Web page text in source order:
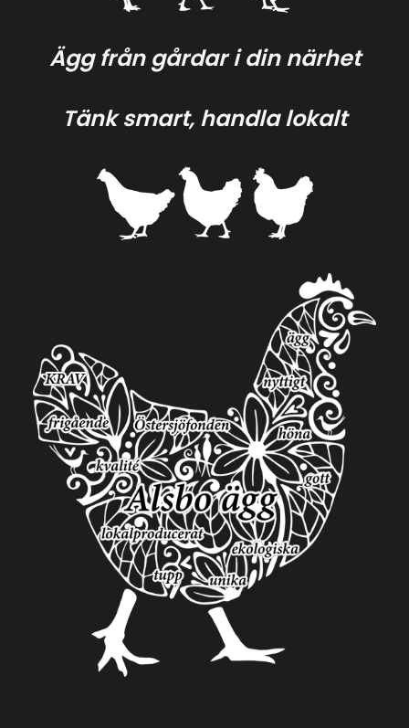
Ägg från gårdar i din närhet
Tänk smart, handla lokalt